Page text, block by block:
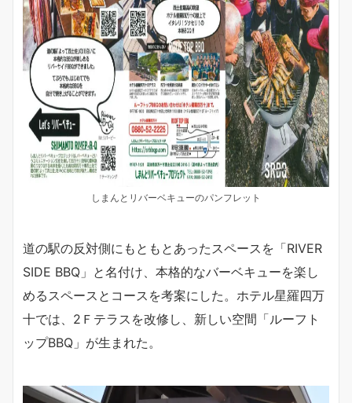
しまんとリバーベキューのパンフレット
道の駅の反対側にもともとあったスペースを「RIVER
SIDE BBQ」と名付け、本格的なバーベキューを楽し
めるスペースとコースを考案にした。ホテル星羅四万
十では、2Ｆテラスを改修し、新しい空間「ルーフト
ップBBQ」が生まれた。